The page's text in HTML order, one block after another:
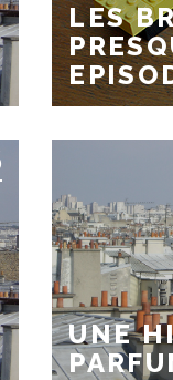
LES
UNE